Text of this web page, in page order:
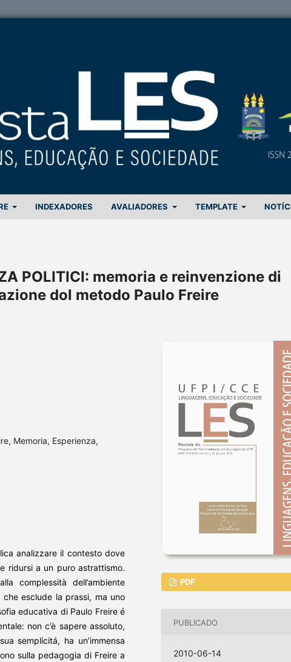
INDEXADORES AVALIADORES TEMPLATE
POLITICI: memoria e reinvenzione di
dol metodo Paulo Freire
Memoria, Esperienza,
analizzare il contesto dove
ridursi a un puro astrattismo.
complessità dell’ambiente
esclude la prassi, ma uno
educativa di Paulo Freire é
non c’è sapere assoluto,
semplicitá, ha un’immensa
sulla pedagogia di Freire a
PDF
PUBLICADO
2010-06-14